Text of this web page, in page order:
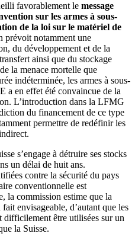
favorablement le message
sur les armes à sous-
de la loi sur le matériel de
prévoit notamment une
du développement et de la
ainsi que du stockage
la menace mortelle que
indéterminée, les armes à sous-
a en effet été convaincue de la
L’introduction dans la LFMG
du financement de ce type
permettre de redéfinir les
s’engage à détruire ses stocks
un délai de huit ans.
contre la sécurité du pays
conventionnelle est
la commission estime que la
envisageable, d’autant que les
difficilement être utilisées sur un
la Suisse.